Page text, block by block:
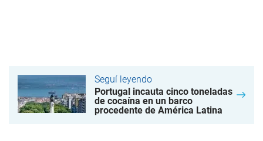
Seguí leyendo
Portugal incauta cinco toneladas
de cocaína en un barco
procedente de América Latina